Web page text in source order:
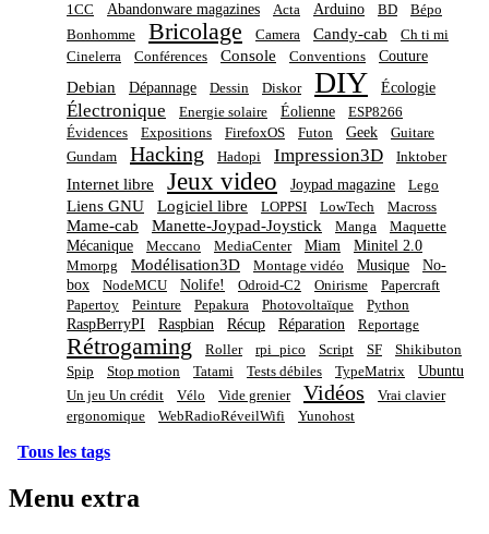
1CC Abandonware magazines Acta Arduino BD
Bépo
Bonhomme
Bricolage Camera Candy-cab
Ch ti mi
Cinelerra
Conférences Console Conventions Couture
Debian Dépannage Dessin Diskor DIY Écologie
Électronique Energie solaire Éolienne
ESP8266
Évidences
Expositions FirefoxOS Futon Geek
Guitare
Gundam
Hacking Hadopi Impression3D Inktober
Internet libre Jeux video Joypad magazine Lego
Liens GNU Logiciel libre LOPPSI LowTech Macross
Mame-cab Manette-Joypad-Joystick Manga Maquette
Mécanique Meccano MediaCenter Miam Minitel 2.0
Mmorpg Modélisation3D Montage vidéo Musique
No-
box
NodeMCU Nolife! Odroid-C2 Onirisme
Papercraft
Papertoy
Peinture Pepakura Photovoltaïque Python
RaspBerryPI Raspbian Récup Réparation Reportage
Rétrogaming Roller rpi_pico Script SF
Shikibuton
Spip
Stop motion Tatami Tests débiles TypeMatrix Ubuntu
Un jeu Un crédit Vélo Vide grenier Vidéos
Vrai clavier
ergonomique
WebRadioRéveilWifi Yunohost
Tous les tags
Menu extra